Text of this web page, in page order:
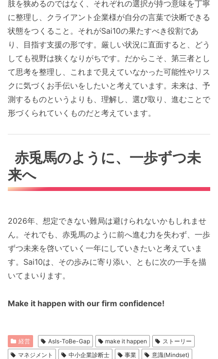
肢を狭めるのではなく、それぞれの選択が持つ意味を丁寧
に整理し、クライアント企業様が自分の言葉で決断できる
状態をつくること。それがSai10の果たすべき役割であ
り、目指す支援の形です。厳しい状況に直面すると、どう
しても視野は狭くなりがちです。だからこそ、第三者とし
て思考を整理し、これまで見えていなかった可能性やリス
クに気づくお手伝いをしたいと考えています。未来は、予
測するものというよりも、理解し、選び取り、進むことで
形づくられていくものだと考えています。
赤兎馬のように、一歩ずつ未
来へ
2026年、想定できない難局は避けられないかもしれませ
ん。それでも、赤兎馬のように前へ進む力を失わず、一歩
ずつ未来を啓いていく一年にしていきたいと考えていま
す。Sai10は、その歩みに寄り添い、ともに次の一手を描
いてまいります。
Make it happen with our firm confidence!
経営 AsIs-ToBe-Gap make it happen
ストーリー
マネジメント
中小企業診断士 事業 意識(Mindset)